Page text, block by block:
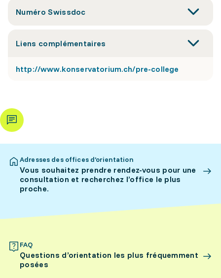
Numéro Swissdoc
Liens complémentaires
http://www.konservatorium.ch/pre-college
Adresses des offices d’orientation
Vous souhaitez prendre rendez-vous pour une
consultation et recherchez l’office le plus
proche.
FAQ
Questions d’orientation les plus fréquemment
posées